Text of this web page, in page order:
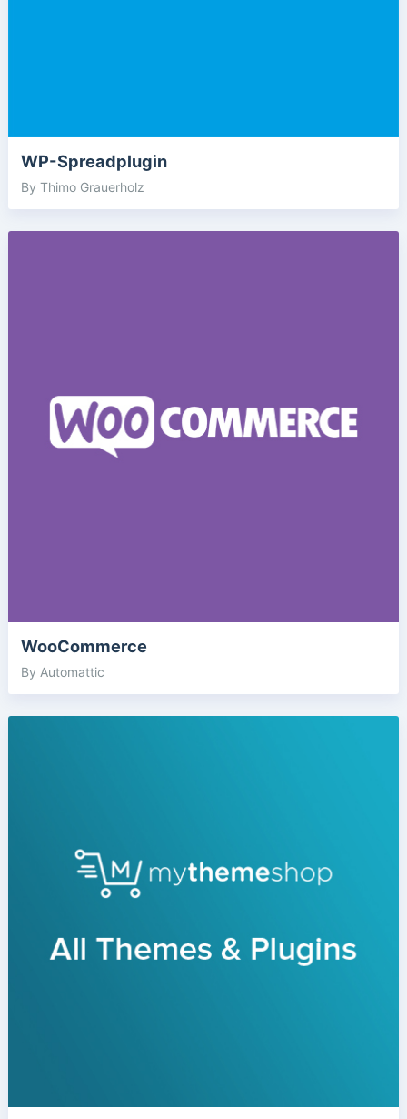
WP-Spreadplugin
By Thimo Grauerholz
WooCommerce
By Automattic